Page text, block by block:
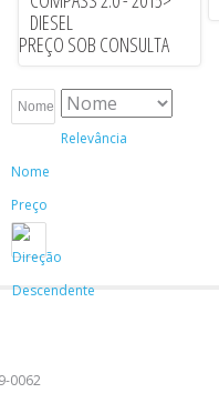
DIESEL
PREÇO SOB CONSULTA
Nome
Relevância
Nome
Preço
0062